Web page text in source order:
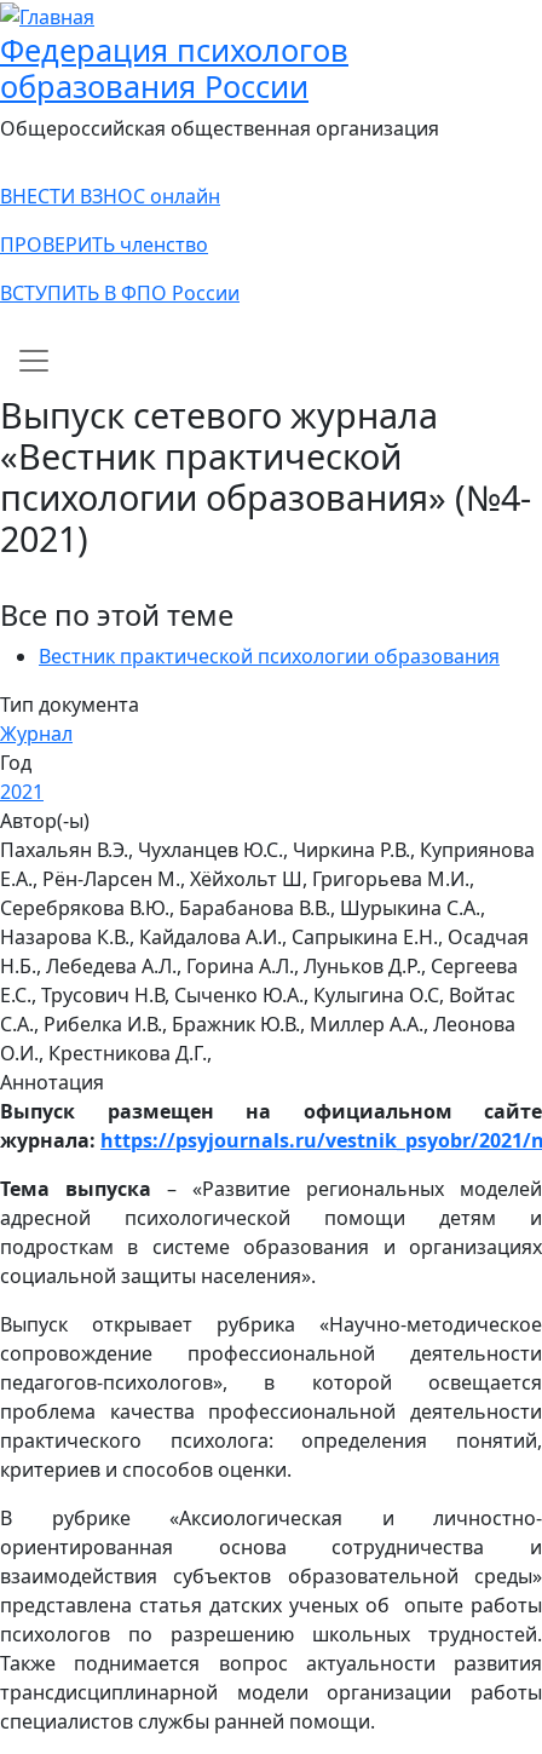
Федерация психологов
образования России
Общероссийская общественная организация
ВНЕСТИ ВЗНОС онлайн
ПРОВЕРИТЬ членство
ВСТУПИТЬ В ФПО России
Main navigation
Выпуск сетевого журнала
«Вестник практической
психологии образования» (№4-
2021)
Все по этой теме
Вестник практической психологии образования
Тип документа
Журнал
Год
2021
Автор(-ы)
Пахальян В.Э., Чухланцев Ю.С., Чиркина Р.В., Куприянова
Е.А., Рён-Ларсен М., Хёйхольт Ш, Григорьева М.И.,
Серебрякова В.Ю., Барабанова В.В., Шурыкина С.А.,
Назарова К.В., Кайдалова А.И., Сапрыкина Е.Н., Осадчая
Н.Б., Лебедева А.Л., Горина А.Л., Луньков Д.Р., Сергеева
Е.С., Трусович Н.В, Сыченко Ю.А., Кулыгина О.С, Войтас
С.А., Рибелка И.В., Бражник Ю.В., Миллер А.А., Леонова
О.И., Крестникова Д.Г.,
Аннотация
Выпуск размещен на официальном сайте
журнала: https://psyjournals.ru/vestnik_psyobr/2021/
Тема выпуска – «Развитие региональных моделей
адресной психологической помощи детям и
подросткам в системе образования и организациях
социальной защиты населения».
Выпуск открывает рубрика «Научно-методическое
сопровождение профессиональной деятельности
педагогов-психологов», в которой освещается
проблема качества профессиональной деятельности
практического психолога: определения понятий,
критериев и способов оценки.
В рубрике «Аксиологическая и личностно-
ориентированная основа сотрудничества и
взаимодействия субъектов образовательной среды»
представлена статья датских ученых об опыте работы
психологов по разрешению школьных трудностей.
Также поднимается вопрос актуальности развития
трансдисциплинарной модели организации работы
специалистов службы ранней помощи.